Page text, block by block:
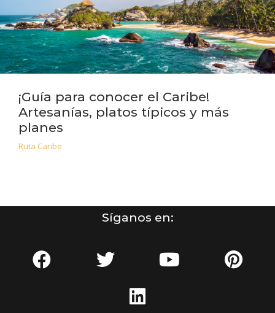
¡Guía para conocer el Caribe!
Artesanías, platos típicos y más
planes
Ruta Caribe
Síganos en: